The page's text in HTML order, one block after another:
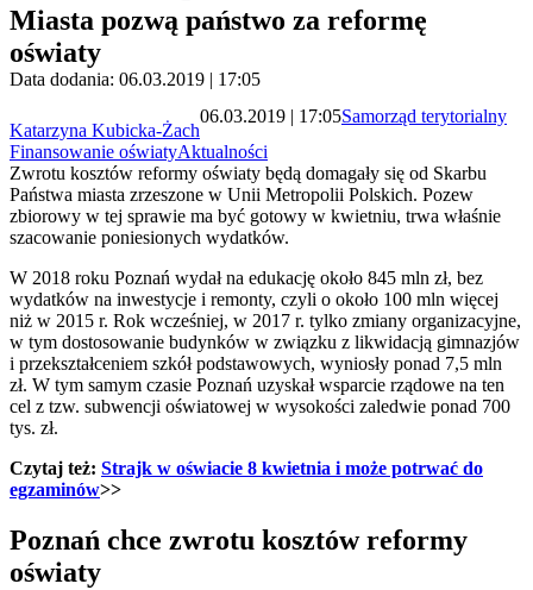
Miasta pozwą państwo za reformę
oświaty
Data dodania: 06.03.2019 | 17:05
Katarzyna Kubicka-Żach
06.03.2019 | 17:05Samorząd terytorialny
Finansowanie oświatyAktualności
Zwrotu kosztów reformy oświaty będą domagały się od Skarbu
Państwa miasta zrzeszone w Unii Metropolii Polskich. Pozew
zbiorowy w tej sprawie ma być gotowy w kwietniu, trwa właśnie
szacowanie poniesionych wydatków.
W 2018 roku Poznań wydał na edukację około 845 mln zł, bez
wydatków na inwestycje i remonty, czyli o około 100 mln więcej
niż w 2015 r. Rok wcześniej, w 2017 r. tylko zmiany organizacyjne,
w tym dostosowanie budynków w związku z likwidacją gimnazjów
i przekształceniem szkół podstawowych, wyniosły ponad 7,5 mln
zł. W tym samym czasie Poznań uzyskał wsparcie rządowe na ten
cel z tzw. subwencji oświatowej w wysokości zaledwie ponad 700
tys. zł.
Czytaj też: Strajk w oświacie 8 kwietnia i może potrwać do
egzaminów>>
Poznań chce zwrotu kosztów reformy
oświaty